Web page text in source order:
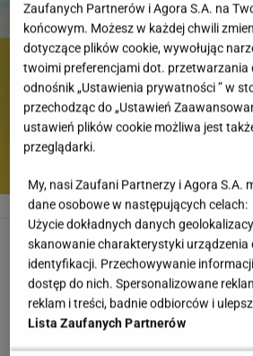
Bożena Dykiel na świętowaniu 3000. odcinka
Bożena Dykiel
Bożena Dykiel od samego
Marii Zięby. Wraz z mężem
Marii" i jest mentorką młodszej
Zaufanych Partnerów i Agora S.A. na
końcowym. Możesz w każdej chwili
dotyczące plików cookie, wywołując
twoimi preferencjami dot. przetwarzania
odnośnik „Ustawienia prywatności ” w
przechodząc do „Ustawień
ustawień plików cookie możliwa jest
przeglądarki.
My, nasi Zaufani Partnerzy i Agora S.A.
dane osobowe w następujących celach:
Użycie dokładnych danych
skanowanie charakterystyki urządzenia
identyfikacji. Przechowywanie
dostęp do nich. Spersonalizowane
reklam i treści, badnie odbiorców i
Lista Zaufanych Partnerów